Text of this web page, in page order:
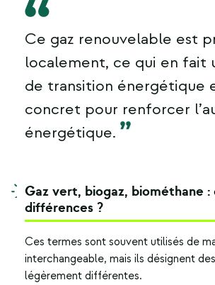
Ce gaz renouvelable est
localement, ce qui en fait
de transition énergétique
concret pour renforcer
énergétique.
Gaz vert, biogaz, biométhane :
différences ?
Ces termes sont souvent utilisés de
interchangeable, mais ils désignent
légèrement différentes.